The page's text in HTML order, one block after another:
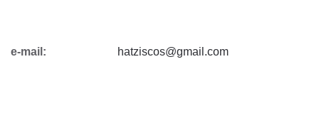
e-mail: hatziscos@gmail.com